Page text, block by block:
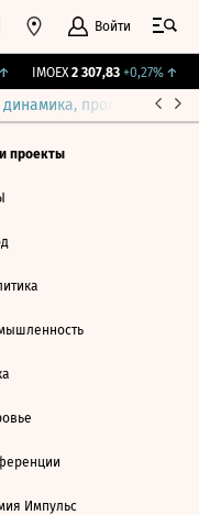
Войти
IMOEX 2 307,83 +0,27%↑
прогнозы
проекты
Импульс